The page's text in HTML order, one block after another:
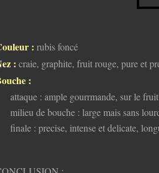
: rubis foncé
: craie, graphite, fruit rouge, pure et
:
attaque : ample gourrmande, sur le fruit
milieu de bouche : large mais sans
finale : precise, intense et delicate,